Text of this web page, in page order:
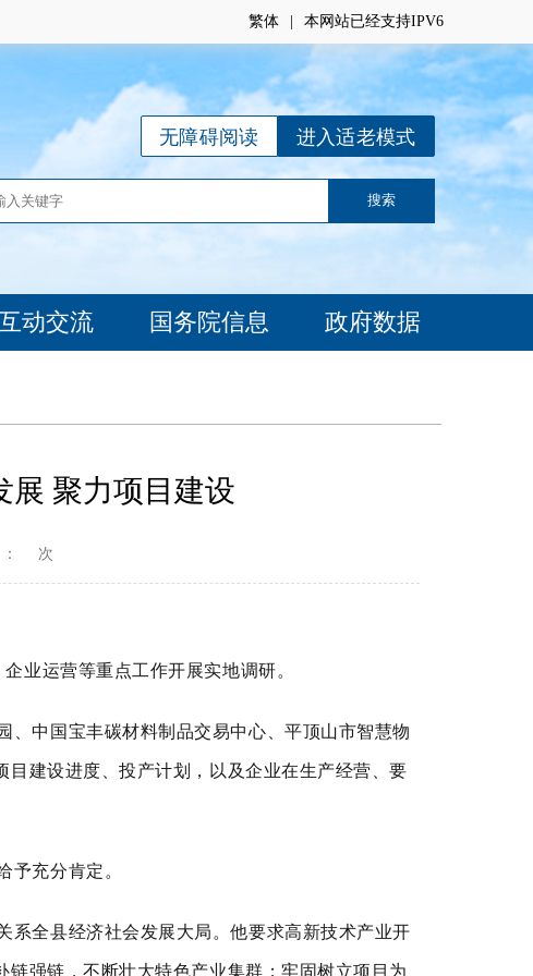
繁体 本网站已经支持IPV6
进入适老模式
无障碍阅读
动交流 国务院信息 政府数据
展 聚力项目建设
： 次
业运营等重点工作开展实地调研。
、中国宝丰碳材料制品交易中心、平顶山市智慧物
建设进度、投产计划，以及企业在生产经营、要
予充分肯定。
系全县经济社会发展大局。他要求高新技术产业开
强链，不断壮大特色产业集群；牢固树立项目为